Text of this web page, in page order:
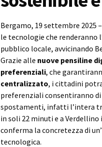
Bergamo, 19 settembre 2025
le tecnologie che renderanno
pubblico locale, avvicinando
Grazie alle nuove pensiline
preferenziali, che
centralizzato, i cittadini
preferenziali consentiranno
spostamenti, infatti l’intera
in soli 22 minuti e a Verdellino
conferma la concretezza di
tecnologica.